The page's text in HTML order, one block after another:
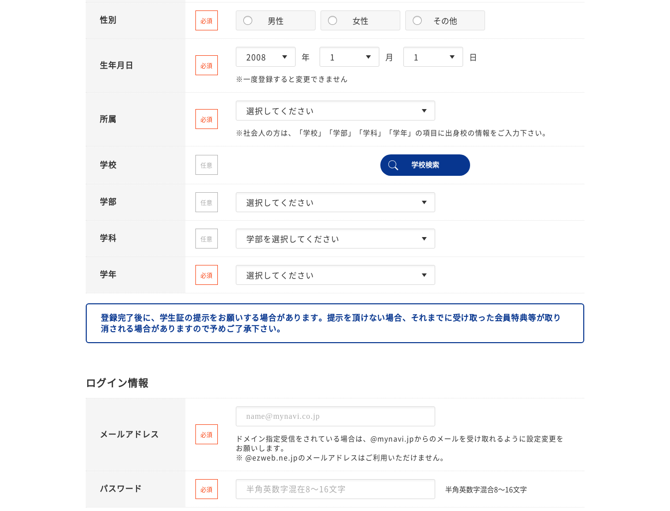
性別 必須 男性 女性 その他
生年月日 必須
年 月 日
※一度登録すると変更できません
所属 必須
※社会人の方は、「学校」「学部」「学科」「学年」の項目に出身校の情報をご入力下さい。
学校 任意 学校検索
学部 任意
学科 任意
学年 必須
登録完了後に、学生証の提示をお願いする場合があります。提示を頂けない場合、それまでに受け取った会員特典等が取り
消される場合がありますので予めご了承下さい。
ログイン情報
メールアドレス 必須
ドメイン指定受信をされている場合は、@mynavi.jpからのメールを受け取れるように設定変更を
お願いします。
※ @ezweb.ne.jpのメールアドレスはご利用いただけません。
パスワード 必須 半角英数字混合8〜16文字